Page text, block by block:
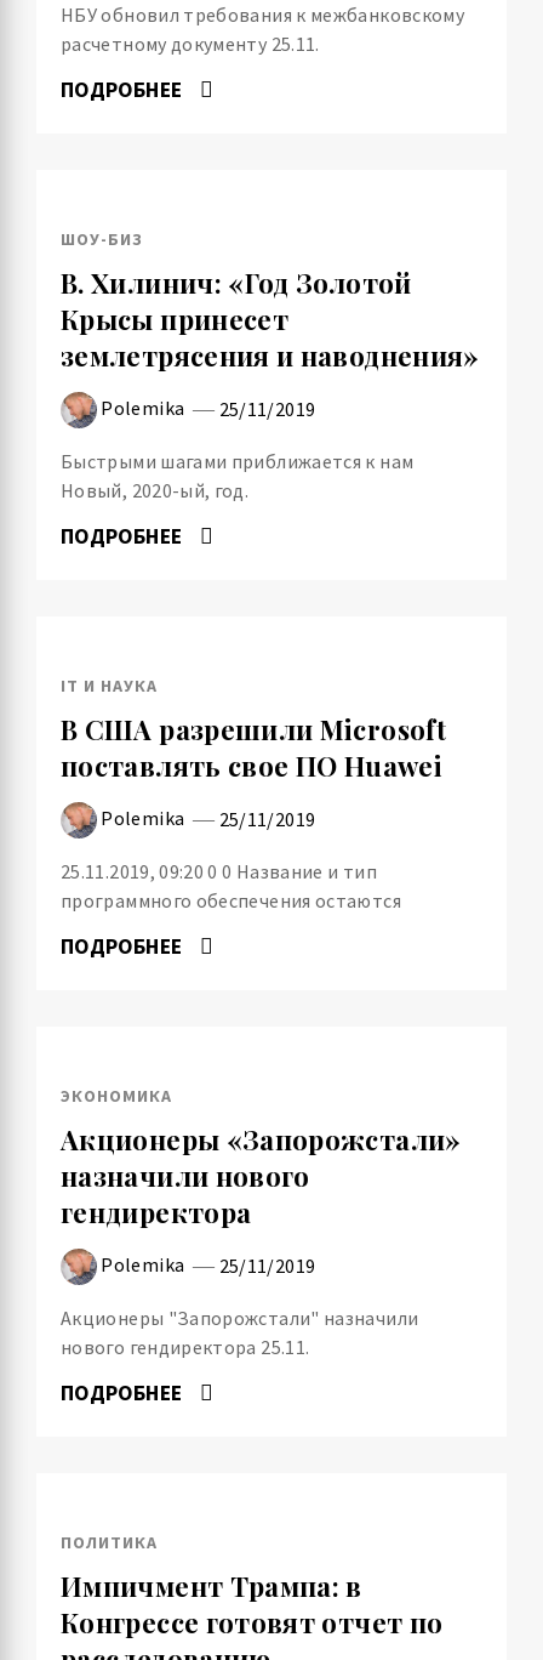
НБУ обновил требования к межбанковскому
расчетному документу 25.11.
ПОДРОБНЕЕ
ШОУ-БИЗ
В. Хилинич: «Год Золотой
Крысы принесет
землетрясения и наводнения»
Polemika 25/11/2019
Быстрыми шагами приближается к нам
Новый, 2020-ый, год.
ПОДРОБНЕЕ
IT И НАУКА
В США разрешили Microsoft
поставлять свое ПО Huawei
Polemika 25/11/2019
25.11.2019, 09:20 0 0 Название и тип
программного обеспечения остаются
ПОДРОБНЕЕ
ЭКОНОМИКА
Акционеры «Запорожстали»
назначили нового
гендиректора
Polemika 25/11/2019
Акционеры "Запорожстали" назначили
нового гендиректора 25.11.
ПОДРОБНЕЕ
ПОЛИТИКА
Импичмент Трампа: в
Конгрессе готовят отчет по